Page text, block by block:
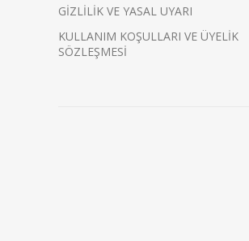
GİZLİLİK VE YASAL UYARI
KULLANIM KOŞULLARI VE ÜYELİK
SÖZLEŞMESİ